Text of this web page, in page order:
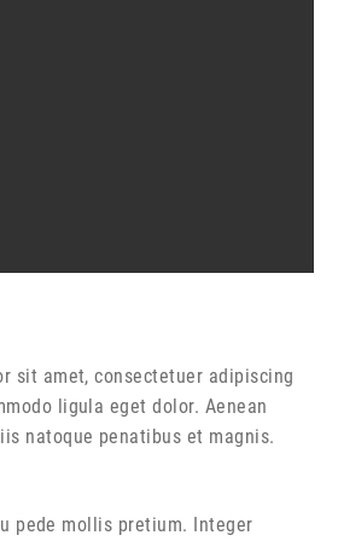
sit amet, consectetuer adipiscing
ligula eget dolor. Aenean
natoque penatibus et magnis.
pede mollis pretium. Integer